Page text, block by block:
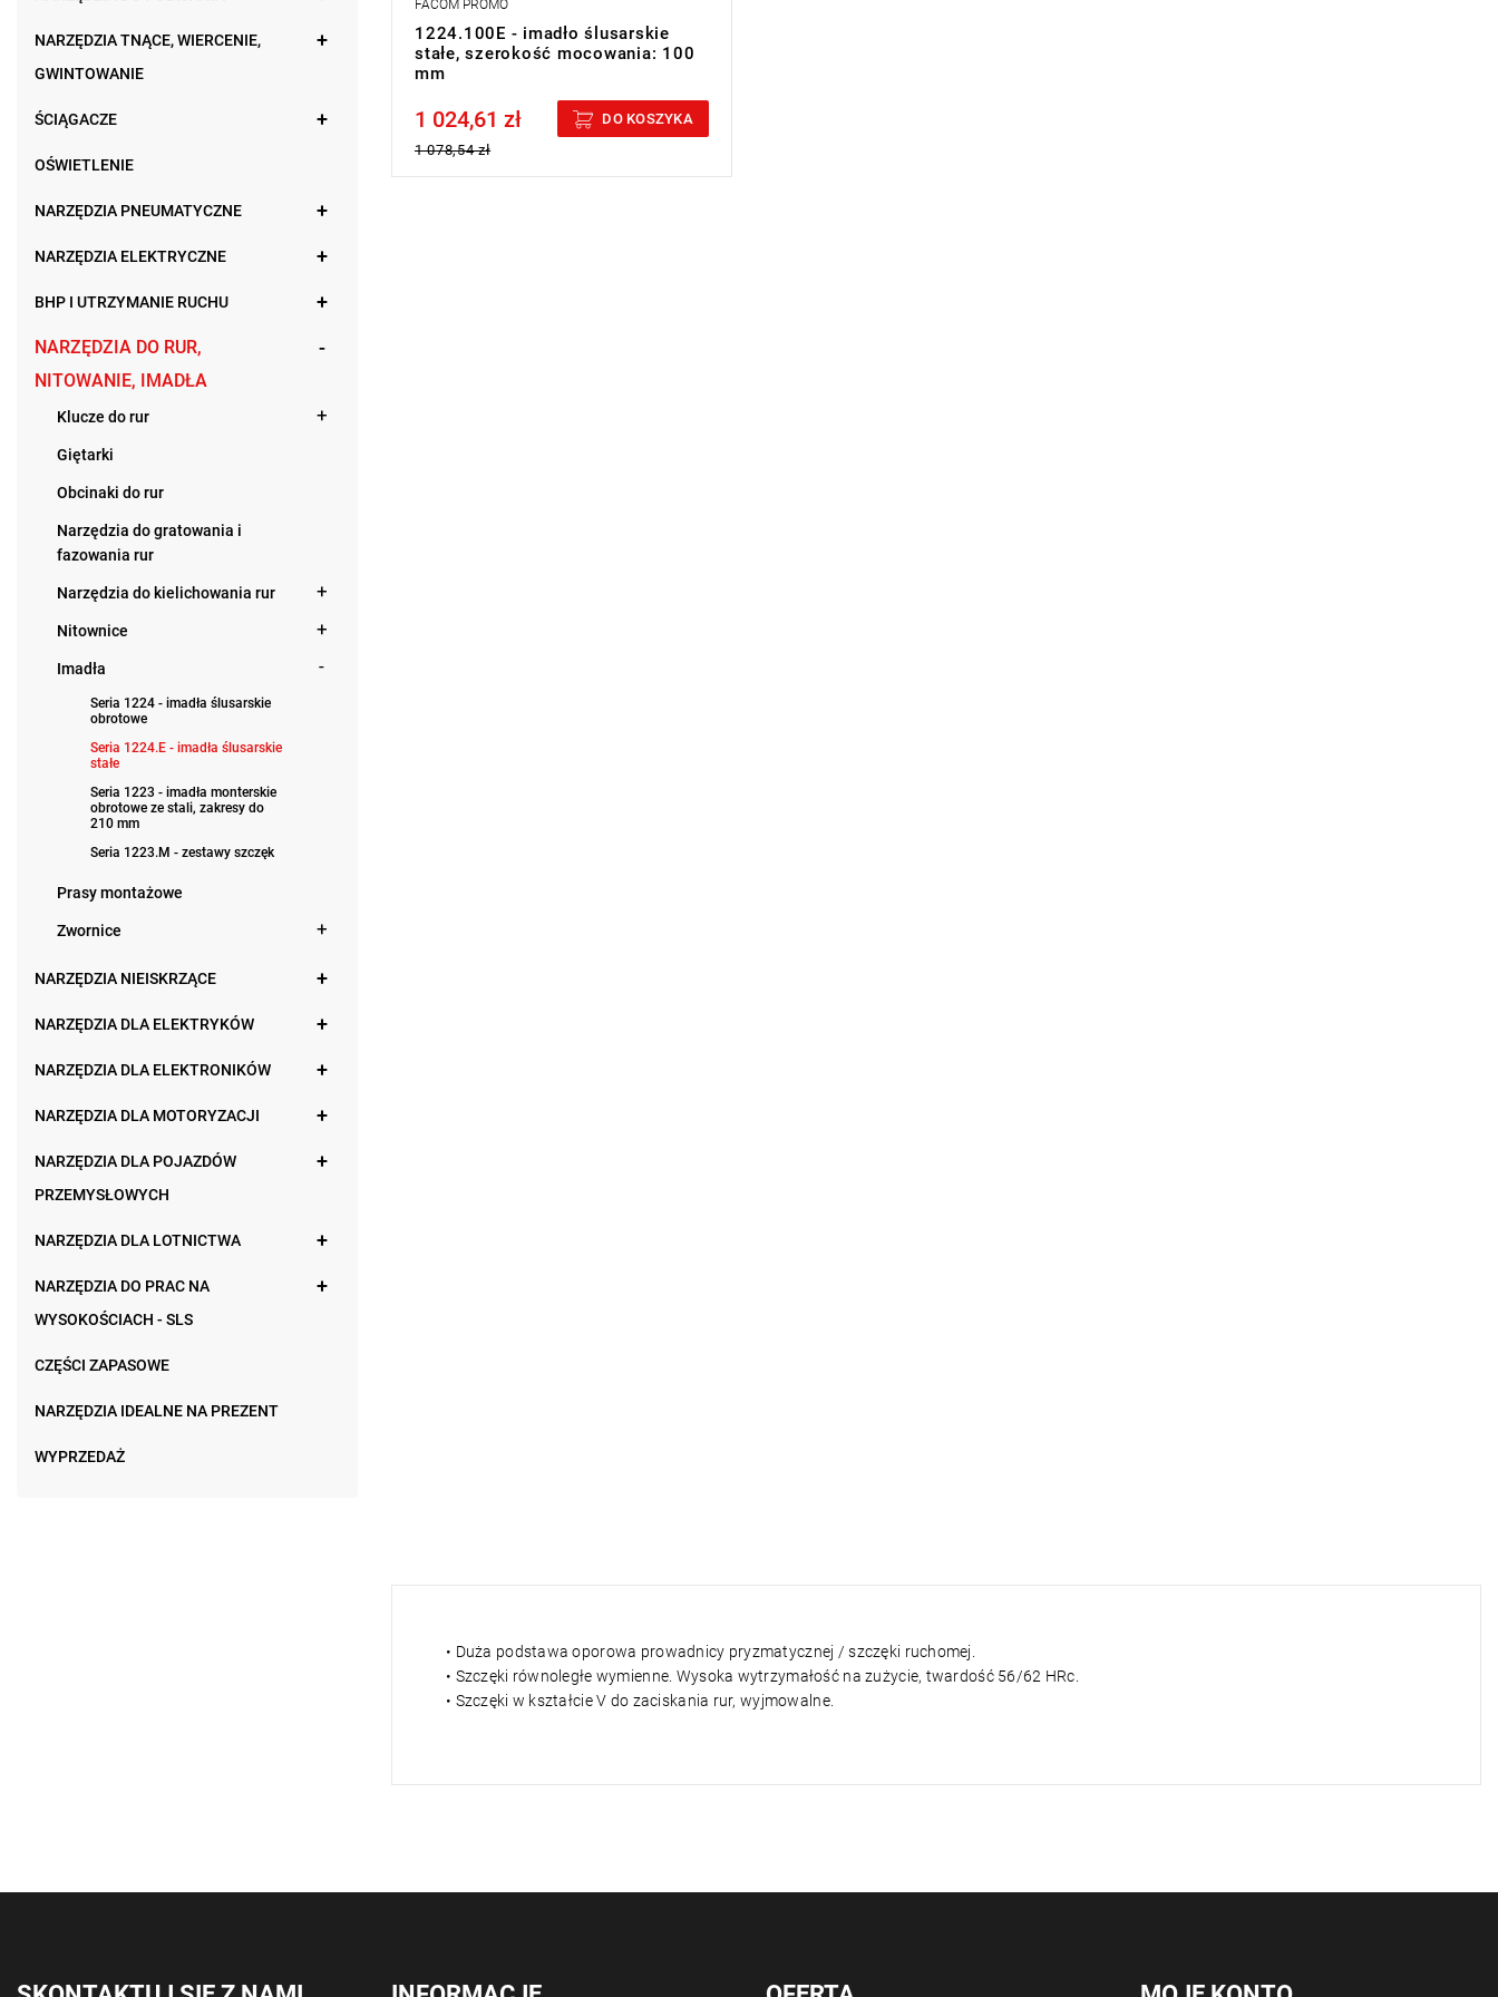
NARZĘDZIA TNĄCE, WIERCENIE,
GWINTOWANIE
ŚCIĄGACZE
OŚWIETLENIE
NARZĘDZIA PNEUMATYCZNE
NARZĘDZIA ELEKTRYCZNE
BHP I UTRZYMANIE RUCHU
NARZĘDZIA DO RUR,
NITOWANIE, IMADŁA
Klucze do rur
Giętarki
Obcinaki do rur
Narzędzia do gratowania i
fazowania rur
Narzędzia do kielichowania rur
Nitownice
Imadła
Seria 1224 - imadła ślusarskie
obrotowe
Seria 1224.E - imadła ślusarskie
stałe
Seria 1223 - imadła monterskie
obrotowe ze stali, zakresy do
210 mm
Seria 1223.M - zestawy szczęk
Prasy montażowe
Zwornice
NARZĘDZIA NIEISKRZĄCE
NARZĘDZIA DLA ELEKTRYKÓW
NARZĘDZIA DLA ELEKTRONIKÓW
NARZĘDZIA DLA MOTORYZACJI
NARZĘDZIA DLA POJAZDÓW
PRZEMYSŁOWYCH
NARZĘDZIA DLA LOTNICTWA
NARZĘDZIA DO PRAC NA
WYSOKOŚCIACH - SLS
CZĘŚCI ZAPASOWE
NARZĘDZIA IDEALNE NA PREZENT
WYPRZEDAŻ
FACOM PROMO
1224.100E - imadło ślusarskie
stałe, szerokość mocowania: 100
mm
Price tax included
1 024,61 zł
1 078,54 zł
DO KOSZYKA
• Duża podstawa oporowa prowadnicy pryzmatycznej / szczęki ruchomej.
• Szczęki równoległe wymienne. Wysoka wytrzymałość na zużycie, twardość 56/62 HRc.
• Szczęki w kształcie V do zaciskania rur, wyjmowalne.